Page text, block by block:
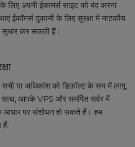
अपनी ईकामर्स साइट को बंद करना
ईकॉमर्स दुकानों के लिए सुरक्षा में नाटकीय
कर सकती हैं।
सभी या अधिकांश को डिफ़ॉल्ट के रूप में लागू
आपके VPS और समर्पित सर्वर में
पर संशोधन हो सकते हैं। हम
हैं: